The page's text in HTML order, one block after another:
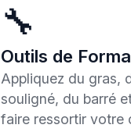
🔧
Outils de
Appliquez du gras,
souligné, du barré
faire ressortir votre